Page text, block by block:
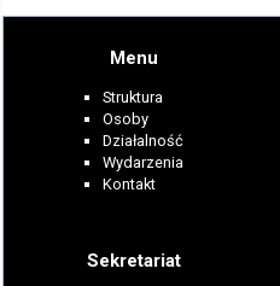
Menu
Struktura
Osoby
Działalność
Wydarzenia
Kontakt
Sekretariat